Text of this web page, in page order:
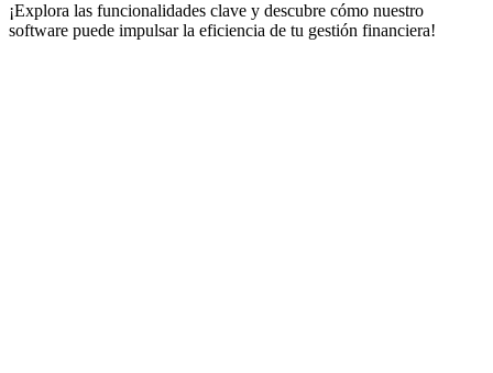
¡Explora las funcionalidades clave y descubre cómo nuestro
software puede impulsar la eficiencia de tu gestión financiera!